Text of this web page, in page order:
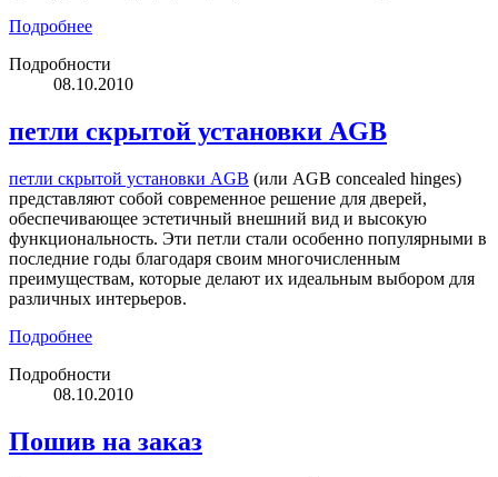
Подробнее
Подробности
08.10.2010
петли скрытой установки AGB
петли скрытой установки AGB (или AGB concealed hinges)
представляют собой современное решение для дверей,
обеспечивающее эстетичный внешний вид и высокую
функциональность. Эти петли стали особенно популярными в
последние годы благодаря своим многочисленным
преимуществам, которые делают их идеальным выбором для
различных интерьеров.
Подробнее
Подробности
08.10.2010
Пошив на заказ